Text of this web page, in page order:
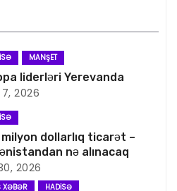
MANŞET
liderləri Yerevanda
2026
dollarlıq ticarət –
nə alınacaq
2026
XƏBƏR HADISƏ